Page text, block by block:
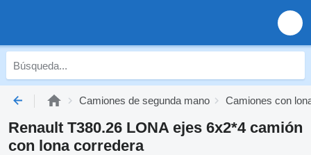
Camiones de segunda mano Camiones con
Renault T380.26 LONA ejes 6x2*4 camión
con lona corredera